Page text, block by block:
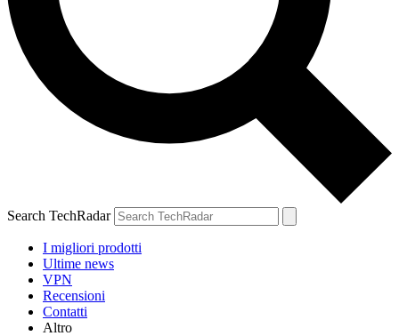
Search TechRadar
I migliori prodotti
Ultime news
VPN
Recensioni
Contatti
Altro